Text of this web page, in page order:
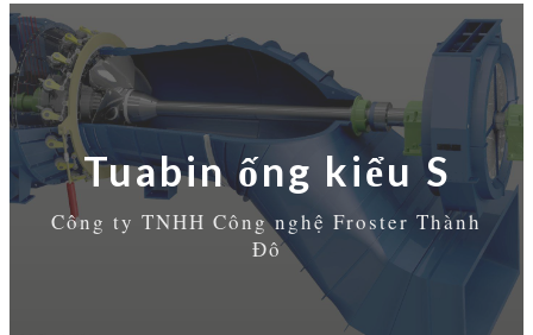
Tuabin ống kiểu S
Công ty TNHH Công nghệ Froster Thành
Đô